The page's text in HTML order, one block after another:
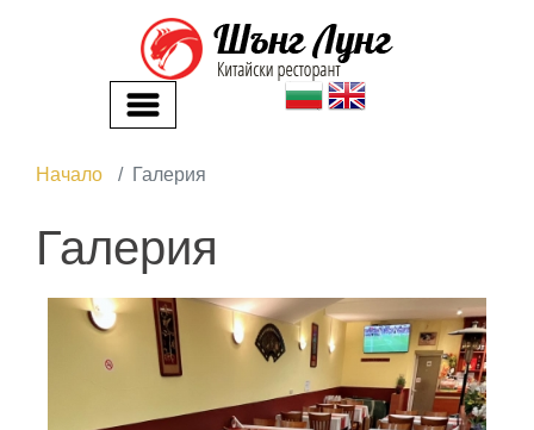
Начало Галерия
Галерия